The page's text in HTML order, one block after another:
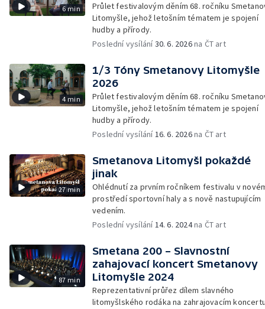
6 min
Průlet festivalovým děním 68. ročníku
Litomyšle, jehož letošním tématem je spojení
hudby a přírody.
Poslední vysílání30. 6. 2026na ČT art
4 min
1/3 Tóny Smetanovy Litomyšle
2026
Průlet festivalovým děním 68. ročníku
Litomyšle, jehož letošním tématem je spojení
hudby a přírody.
Poslední vysílání16. 6. 2026na ČT art
27 min
Smetanova Litomyšl pokaždé
jinak
Ohlédnutí za prvním ročníkem festivalu v
prostředí sportovní haly a s nově nastupujícím
vedením.
Poslední vysílání14. 6. 2024na ČT art
87 min
Smetana 200 – Slavnostní
zahajovací koncert Smetanovy
Litomyšle 2024
Reprezentativní průřez dílem slavného
litomyšlského rodáka na zahrajovacím